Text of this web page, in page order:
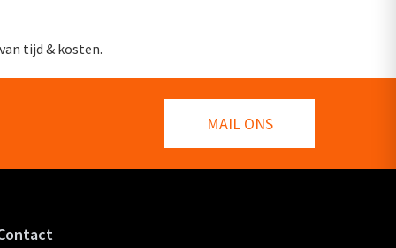
tijd & kosten.
MAIL ONS